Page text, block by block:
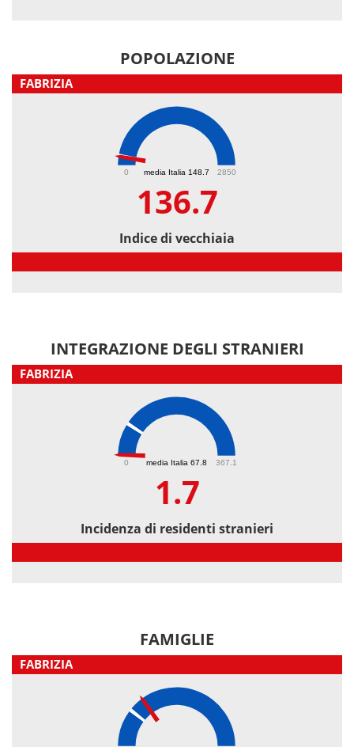
POPOLAZIONE
FABRIZIA
media Italia 148.7
0 2850
136.7
Indice di vecchiaia
INTEGRAZIONE DEGLI STRANIERI
FABRIZIA
media Italia 67.8
0 367.1
1.7
Incidenza di residenti stranieri
FAMIGLIE
FABRIZIA